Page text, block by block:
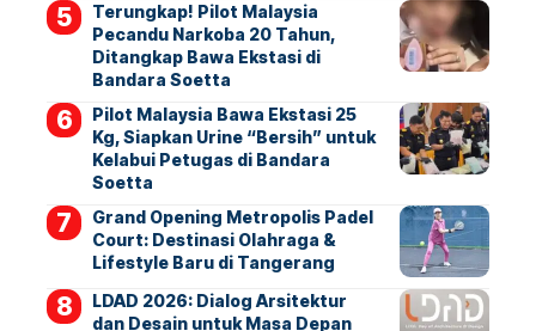
Terungkap! Pilot Malaysia
Pecandu Narkoba 20 Tahun,
Ditangkap Bawa Ekstasi di
Bandara Soetta
Pilot Malaysia Bawa Ekstasi 25
Kg, Siapkan Urine “Bersih” untuk
Kelabui Petugas di Bandara
Soetta
Grand Opening Metropolis Padel
Court: Destinasi Olahraga &
Lifestyle Baru di Tangerang
LDAD 2026: Dialog Arsitektur
dan Desain untuk Masa Depan